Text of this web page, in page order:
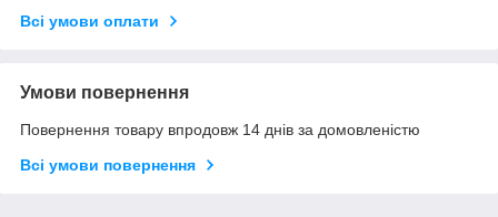
Всі умови оплати
Умови повернення
Повернення товару впродовж 14 днів за домовленістю
Всі умови повернення